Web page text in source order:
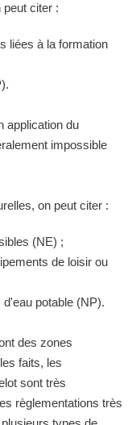
citer :
liées à la formation
application du
impossible
on peut citer :
(NE) ;
de loisir ou
potable (NP).
des zones
faits, les
sont très
règlementations très